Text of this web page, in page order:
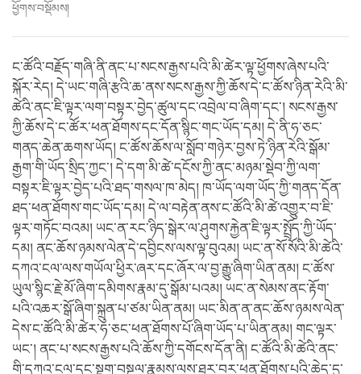
ཕྱོགས་བསྡོམས།
ང་ཚོའི་བརྗོད་གཞི་ནི་ནང་པ་སངས་རྒྱས་པའི་མི་ཚེར་ལྟ་ཕྱོགས་ཞེས་པའི་
སྐོར་རེད། དེ་ཡང་གཞི་རྩའི་ཆ་ནས་སངས་རྒྱས་ཀྱི་ཆོས་དེ་ང་ཚོས་ཉིན་རེའི་མི་
ཚེའི་ནང་ཇི་ལྟར་ལག་བསྟར་བྱེད་ཚུལ་དང་འབྲེལ་བ་ཞིག་དང་། སངས་རྒྱས་
ཀྱི་ཆོས་དེ་ང་ཚོར་ཕན་ཐོགས་དང་དོན་སྙིང་གང་ཡོད་དམ། དེ་ནི་ཧ་ཅང་
གནད་ཆེན་ཆགས་ཡོད། ང་ཚོས་ཆོས་ལ་སློབ་གཉེར་བྱས་ཏེ་ཉིན་རེའི་སྒོམ་
རྒྱག་གི་ཡོད་སྲིད་ཀྱང་། དེ་དག་མི་ཚེ་དངོས་ཀྱི་ནང་མཉམ་སྡེབ་ཀྱི་ལག་
བསྟར་ཇི་ལྟར་བྱེད་པའི་ཐད་གསལ་ཁ་མེད། ཁ་ཡོད་ལག་ཡོད་ཀྱི་གནད་དོན་
ཐད་ཕན་ཐོགས་གང་ཡོད་དམ། དེ་ལ་བརྟེན་ནས་ང་ཚོའི་མི་ཚེ་འགྱུར་བ་ཇི་
ལྟར་གཏོང་བའམ། ཡང་ན་རང་ཉིད་སྒེར་ལ་ཤུགས་རྐྱེན་ཇི་ལྟར་སྤྲོད་ཀྱི་ཡོད་
དམ། ནང་ཆོས་ཉམས་ལེན་དེ་དབྱིངས་ལས་ལྟ་བུའམ། ཡང་ན་སོ་སོའི་མི་ཚེའི་
དཀའ་ངལ་ལས་གཡོལ་ཕྱིར་ཞར་དང་ཞོར་ལ་བྱ་རྒྱུ་ཞིག་ཡིན་ནམ། ང་ཚོས་
ཡུལ་སྙིང་རྗེ་མོ་ཞིག་དམིགས་རྣམ་དུ་སྒོམ་པའམ། ཡང་ན་སེམས་ནང་རྟོག་
པའི་འཆར་སྒོ་ཞིག་སྐྲུན་པ་ཙམ་ཡིན་ནམ། ཡང་མིན་ན་ནང་ཆོས་ཉམས་ལེན་
དེས་ང་ཚོའི་མི་ཚེར་ཧ་ཅང་ཕན་ཐོགས་པོ་ཞིག་ཡོད་པ་ཡིན་ནམ། གང་ལྟར་
ཡང་། ནང་པ་སངས་རྒྱས་པའི་ཆོས་ཀྱི་དགོངས་དོན་ནི། ང་ཚོའི་མི་ཚེའི་ནང་
གི་དཀའ་ངལ་དང་སྡུག་བསྔལ་རྣམས་ལས་ཐར་བར་ཕན་ཐོགས་པའི་ཆེད་དུ་